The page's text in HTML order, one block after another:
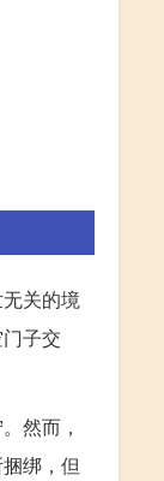
关的境
子交
然而，
绑，但